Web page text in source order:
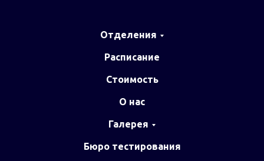
Отделения
Расписание
Стоимость
О нас
Галерея
Бюро тестирования